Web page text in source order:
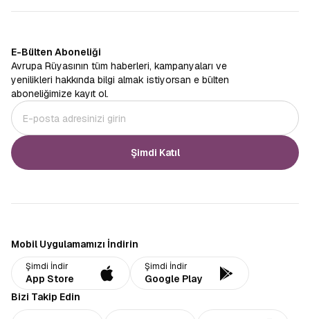
E-Bülten Aboneliği
Avrupa Rüyasının tüm haberleri, kampanyaları ve
yenilikleri hakkında bilgi almak istiyorsan e bülten
aboneliğimize kayıt ol.
Şimdi Katıl
Mobil Uygulamamızı İndirin
Şimdi İndir
App Store
Şimdi İndir
Google Play
Bizi Takip Edin